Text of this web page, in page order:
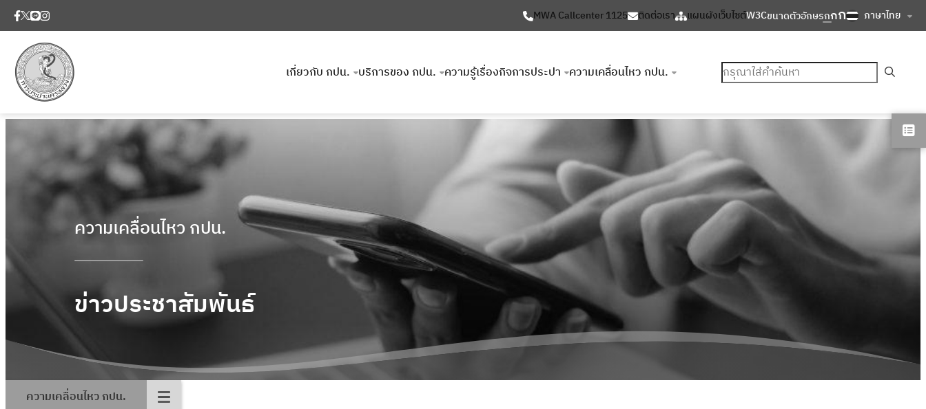
MWA Callcenter 1125 ติดต่อเรา แผนผังเว็บไซต์W3Cขนาดตัวอักษรกกก ภาษาไทย
เกี่ยวกับ กปน. บริการของ กปน. ความรู้เรื่องกิจการประปา ความเคลื่อนไหว กปน. ค้นหา
ความเคลื่อนไหว กปน.
ข่าวประชาสัมพันธ์
ความเคลื่อนไหว กปน.